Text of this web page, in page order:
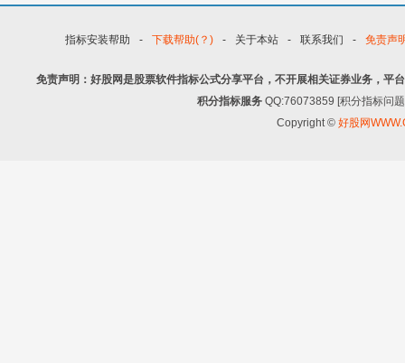
指标安装帮助 - 下载帮助(？) - 关于本站 - 联系我们 - 免责声
免责声明：好股网是股票软件指标公式分享平台，不开展相关证券业务，平
积分指标服务 QQ:76073859 [积分指标问
Copyright © 好股网